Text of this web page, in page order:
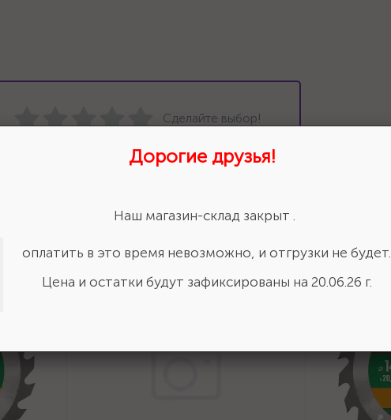
Сделайте выбор!
Дорогие друзья!
Наш магазин-склад закрыт .
оплатить в это время невозможно, и отгрузки не будет.
Цена и остатки будут зафиксированы на 20.06.26 г.